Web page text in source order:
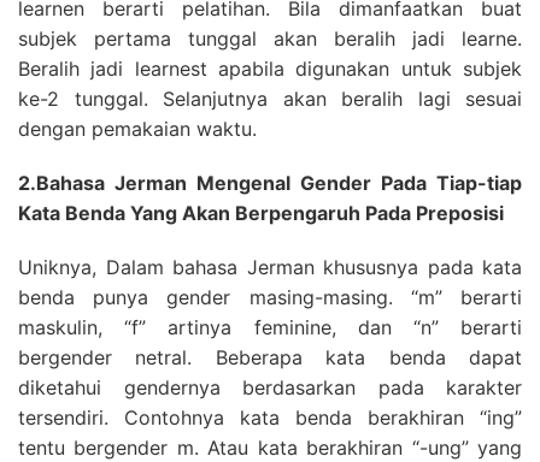
learnen berarti pelatihan. Bila dimanfaatkan buat
subjek pertama tunggal akan beralih jadi learne.
Beralih jadi learnest apabila digunakan untuk subjek
ke-2 tunggal. Selanjutnya akan beralih lagi sesuai
dengan pemakaian waktu.
2.Bahasa Jerman Mengenal Gender Pada Tiap-tiap
Kata Benda Yang Akan Berpengaruh Pada Preposisi
Uniknya, Dalam bahasa Jerman khususnya pada kata
benda punya gender masing-masing. “m” berarti
maskulin, “f” artinya feminine, dan “n” berarti
bergender netral. Beberapa kata benda dapat
diketahui gendernya berdasarkan pada karakter
tersendiri. Contohnya kata benda berakhiran “ing”
tentu bergender m. Atau kata berakhiran “-ung” yang